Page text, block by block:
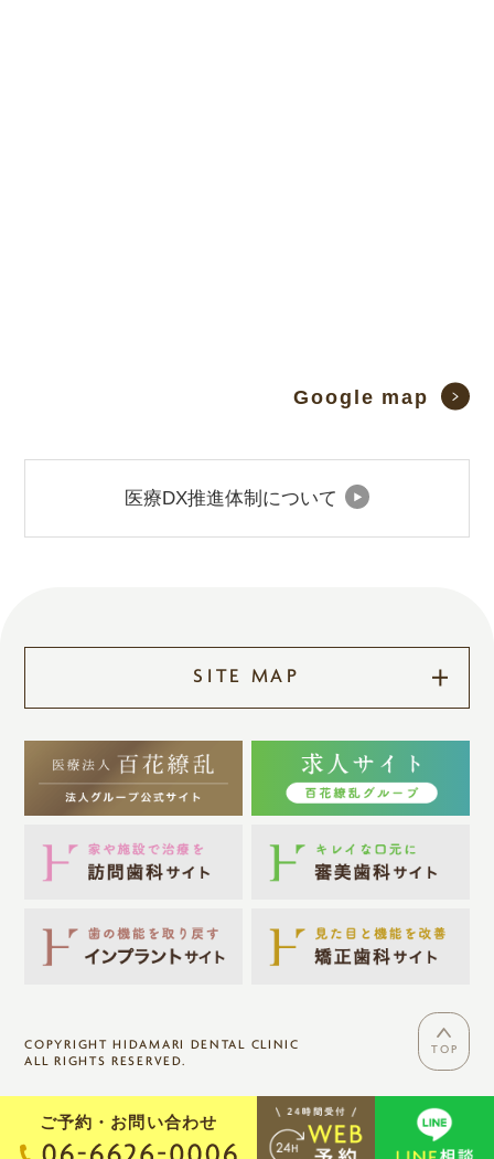
Google map
医療DX推進体制について
SITE MAP
COPYRIGHT HIDAMARI DENTAL CLINIC
ALL RIGHTS RESERVED.
TOP
ご予約・お問い合わせ